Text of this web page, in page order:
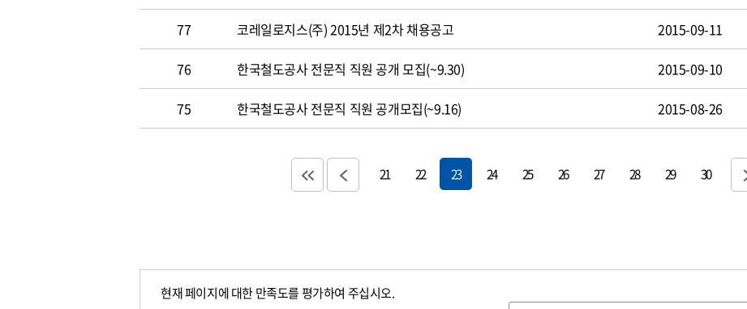
77 코레일로지스(주) 2015년 제2차 채용공고 2015-09-11
76 한국철도공사 전문직 직원 공개 모집(~9.30) 2015-09-10
75 한국철도공사 전문직 직원 공개모집(~9.16) 2015-08-26
21 22 23 24 25 26 27 28 29 30
현재 페이지에 대한 만족도를 평가하여 주십시오.